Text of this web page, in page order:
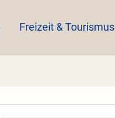
Freizeit & Tourismus